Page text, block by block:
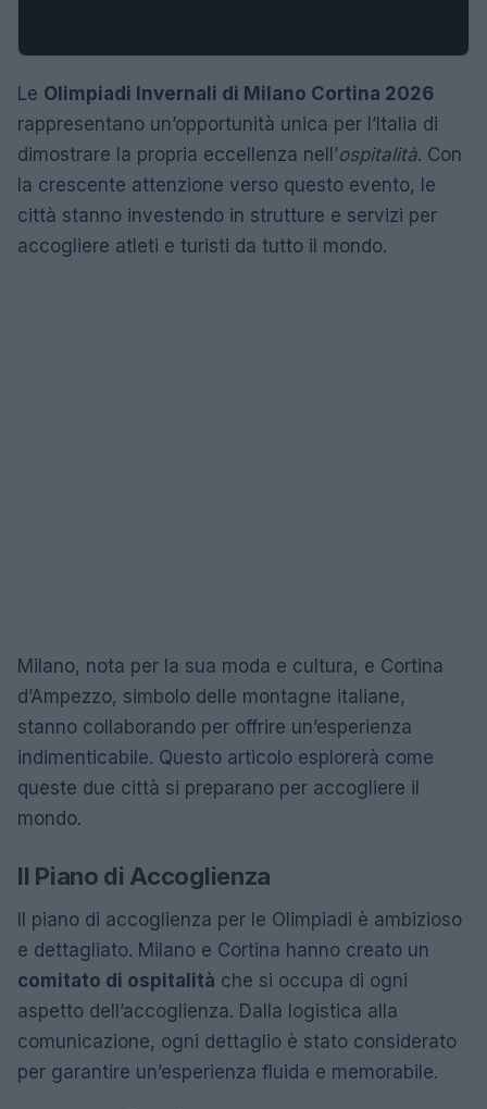
Le Olimpiadi Invernali di Milano Cortina 2026
rappresentano un’opportunità unica per l’Italia di
dimostrare la propria eccellenza nell’ospitalità. Con
la crescente attenzione verso questo evento, le
città stanno investendo in strutture e servizi per
accogliere atleti e turisti da tutto il mondo.
Milano, nota per la sua moda e cultura, e Cortina
d’Ampezzo, simbolo delle montagne italiane,
stanno collaborando per offrire un’esperienza
indimenticabile. Questo articolo esplorerà come
queste due città si preparano per accogliere il
mondo.
Il Piano di Accoglienza
Il piano di accoglienza per le Olimpiadi è ambizioso
e dettagliato. Milano e Cortina hanno creato un
comitato di ospitalità che si occupa di ogni
aspetto dell’accoglienza. Dalla logistica alla
comunicazione, ogni dettaglio è stato considerato
per garantire un’esperienza fluida e memorabile.